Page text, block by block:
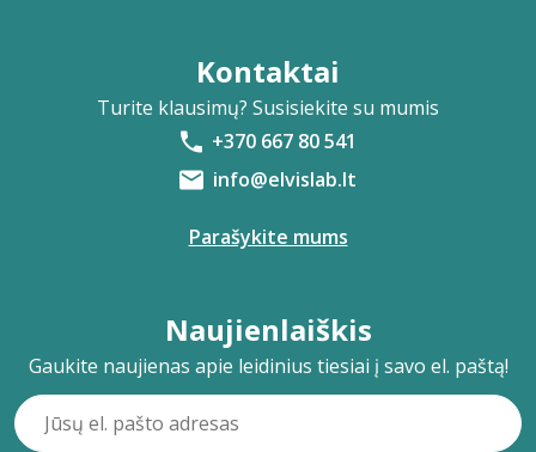
Kontaktai
Turite klausimų? Susisiekite su mumis
+370 667 80 541
info@elvislab.lt
Parašykite mums
Naujienlaiškis
Gaukite naujienas apie leidinius tiesiai į savo el. paštą!